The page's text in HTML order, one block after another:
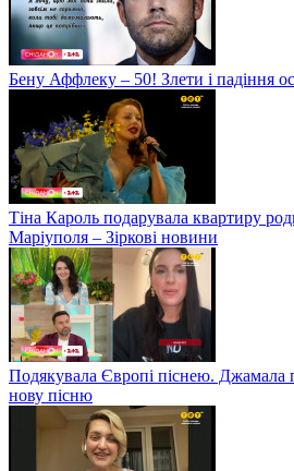
Бену Аффлеку – 50! Злети і падіння
Тіна Кароль подарувала квартиру
Маріуполя – Зіркові новини
Подякувала Європі піснею. Джамала
нову пісню